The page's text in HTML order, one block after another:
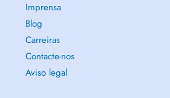
Imprensa
Blog
Carreiras
Contacte-nos
Aviso legal